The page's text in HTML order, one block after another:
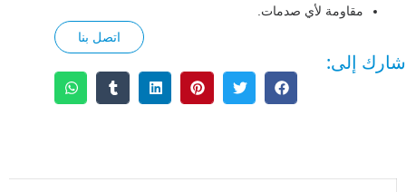
مقاومة لأي صدمات.
اتصل بنا
شارك إلى: